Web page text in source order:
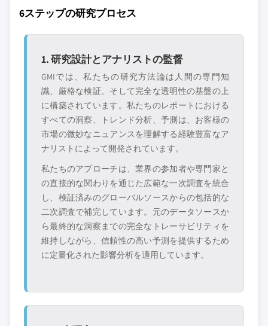
8.6.1 南アフリカ
はありません。
当社の市場収益計算は、個別にプロファイル
されていないメーカー、販売業者、専門業者
を含む全地域の全プレイヤーを考慮したボト
ムアップ手法を採用しています。プロファイ
ルセクションは戦略的に重要なプレイヤーに
焦点を当てており、市場規模の範囲を定義す
るものではありません。
競合環境には以下も含まれる可能性があります
グローバルトップ
層に属さない地
域・国内限定のリ
ーダー企業
市場アクセスを支
配する販売代理店
やチャネルパート
ナー
新興の破壊的企
業、スタートアッ
プ、または隣接業
特定の用途やエン
ドユースに特化し
たニッチプレイヤ
6ステップの研究プロセス
1. 研究設計とアナリストの監督
GMIでは、私たちの研究方法論は人間の専門知
識、厳格な検証、そして完全な透明性の基盤の上
に構築されています。私たちのレポートにおける
すべての洞察、トレンド分析、予測は、お客様の
市場の微妙なニュアンスを理解する経験豊富なア
ナリストによって開発されています。
私たちのアプローチは、業界の参加者や専門家と
の直接的な関わりを通じた広範な一次調査を統合
し、検証済みのグローバルソースからの包括的な
二次調査で補完しています。元のデータソースか
ら最終的な洞察までの完全なトレーサビリティを
維持しながら、信頼性の高い予測を提供するため
に定量化された影響分析を適用しています。